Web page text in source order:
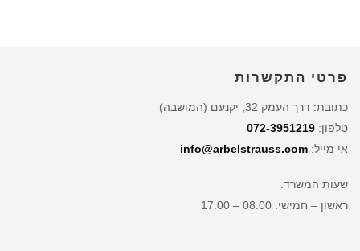
פרטי התקשרות
כתובת: דרך העמק 32, יקנעם (המושבה)
טלפון: 072-3951219
אי מייל: info@arbelstrauss.com
שעות המשרד:
ראשון – חמישי: 08:00 – 17:00